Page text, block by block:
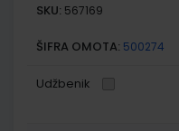
SKU: 567169
ŠIFRA OMOTA: 500274
Udžbenik